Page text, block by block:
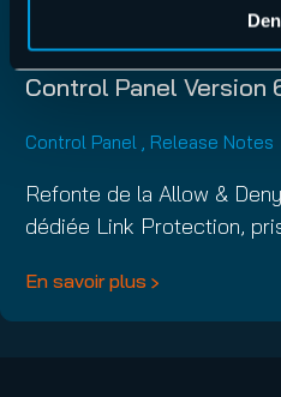
Control Panel Version
Control Panel , Release Notes
Refonte de la Allow &
dédiée Link Protection,
En savoir plus